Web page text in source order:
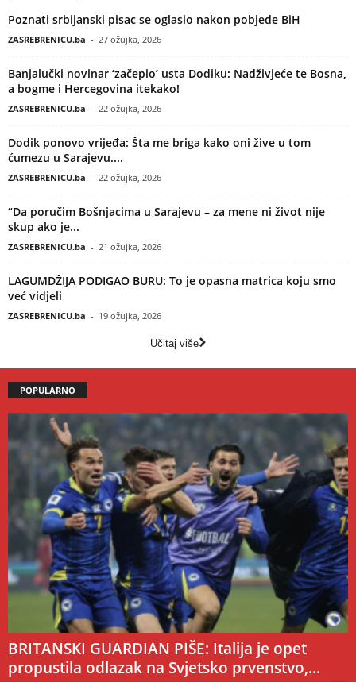
Poznati srbijanski pisac se oglasio nakon pobjede BiH
ZASREBRENICU.ba - 27 ožujka, 2026
Banjalučki novinar ‘začepio’ usta Dodiku: Nadživjeće te Bosna,
a bogme i Hercegovina itekako!
ZASREBRENICU.ba - 22 ožujka, 2026
Dodik ponovo vrijeđa: Šta me briga kako oni žive u tom
ćumezu u Sarajevu....
ZASREBRENICU.ba - 22 ožujka, 2026
“Da poručim Bošnjacima u Sarajevu – za mene ni život nije
skup ako je...
ZASREBRENICU.ba - 21 ožujka, 2026
LAGUMDŽIJA PODIGAO BURU: To je opasna matrica koju smo
već vidjeli
ZASREBRENICU.ba - 19 ožujka, 2026
Učitaj više
POPULARNO
BRITANSKI GUARDIAN PIŠE: Italija je opet
propustila odlazak na Svjetsko prvenstvo,...